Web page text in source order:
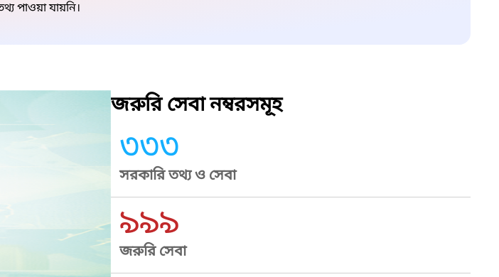
পাওয়া যায়নি।
জরুরি সেবা নম্বরসমূহ
৩৩৩
সরকারি তথ্য ও সেবা
৯৯৯
জরুরি সেবা